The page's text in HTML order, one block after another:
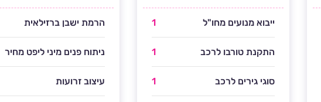
ייבוא מנועים מחו"ל 1
התקנת טורבו לרכב 1
סוגי גירים לרכב 1
הרמת ישבן ברזילאית
ניתוח פנים מיני ליפט מחיר
עיצוב זרועות